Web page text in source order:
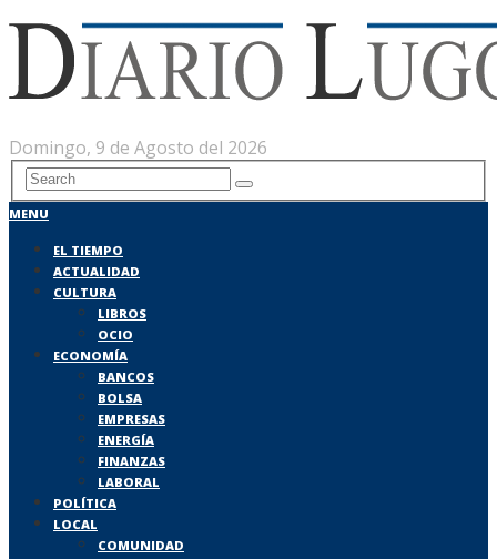
Domingo, 9 de Agosto del 2026
MENU
EL TIEMPO
ACTUALIDAD
CULTURA
LIBROS
OCIO
ECONOMÍA
BANCOS
BOLSA
EMPRESAS
ENERGÍA
FINANZAS
LABORAL
POLÍTICA
LOCAL
COMUNIDAD